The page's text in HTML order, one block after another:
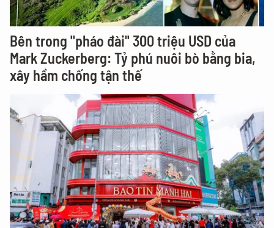
Bên trong "pháo đài" 300 triệu USD của
Mark Zuckerberg: Tỷ phú nuôi bò bằng bia,
xây hầm chống tận thế